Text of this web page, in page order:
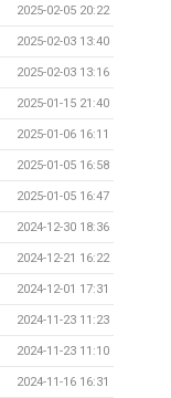
2025-02-05 20:22
2025-02-03 13:40
2025-02-03 13:16
2025-01-15 21:40
2025-01-06 16:11
2025-01-05 16:58
2025-01-05 16:47
2024-12-30 18:36
2024-12-21 16:22
2024-12-01 17:31
2024-11-23 11:23
2024-11-23 11:10
2024-11-16 16:31